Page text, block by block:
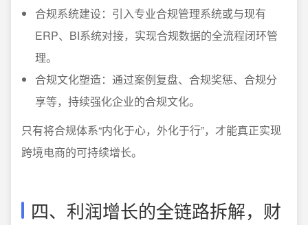
合规系统建设：引入专业合规管理系统或与现有
ERP、BI系统对接，实现合规数据的全流程闭环管
理。
合规文化塑造：通过案例复盘、合规奖惩、合规分
享等，持续强化企业的合规文化。
只有将合规体系“内化于心，外化于行”，才能真正实现
跨境电商的可持续增长。
四、利润增长的全链路拆解，财